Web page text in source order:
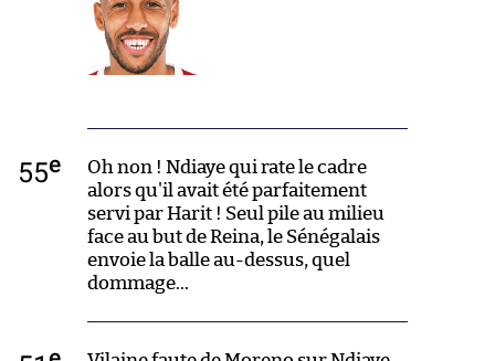
55e
Oh non ! Ndiaye qui rate le cadre
alors qu'il avait été parfaitement
servi par Harit ! Seul pile au milieu
face au but de Reina, le Sénégalais
envoie la balle au-dessus, quel
dommage...